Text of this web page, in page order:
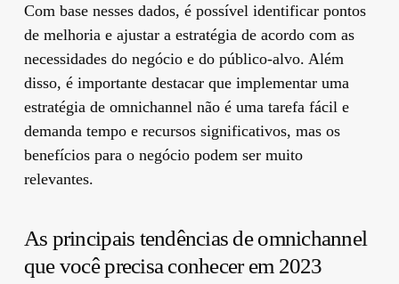
Com base nesses dados, é possível identificar pontos
de melhoria e ajustar a estratégia de acordo com as
necessidades do negócio e do público-alvo. Além
disso, é importante destacar que implementar uma
estratégia de omnichannel não é uma tarefa fácil e
demanda tempo e recursos significativos, mas os
benefícios para o negócio podem ser muito
relevantes.
As principais tendências de omnichannel
que você precisa conhecer em 2023